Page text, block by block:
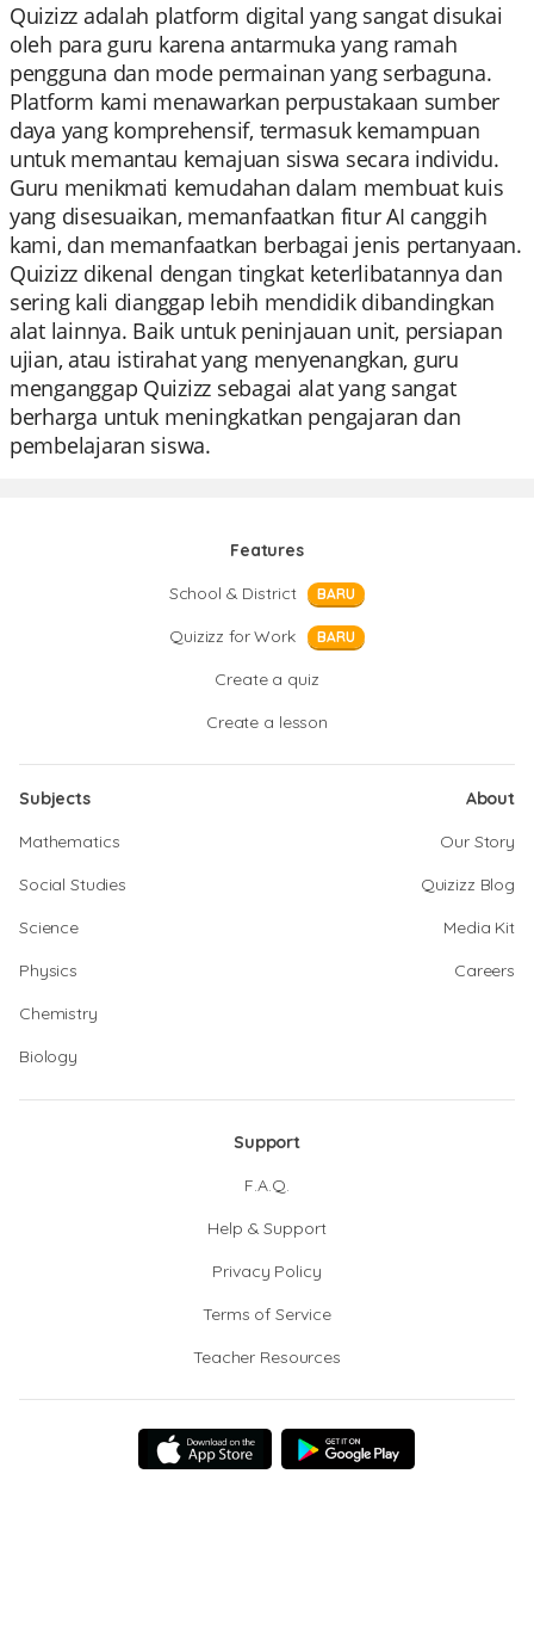
Quizizz adalah platform digital yang sangat disukai
oleh para guru karena antarmuka yang ramah
pengguna dan mode permainan yang serbaguna.
Platform kami menawarkan perpustakaan sumber
daya yang komprehensif, termasuk kemampuan
untuk memantau kemajuan siswa secara individu.
Guru menikmati kemudahan dalam membuat kuis
yang disesuaikan, memanfaatkan fitur AI canggih
kami, dan memanfaatkan berbagai jenis pertanyaan.
Quizizz dikenal dengan tingkat keterlibatannya dan
sering kali dianggap lebih mendidik dibandingkan
alat lainnya. Baik untuk peninjauan unit, persiapan
ujian, atau istirahat yang menyenangkan, guru
menganggap Quizizz sebagai alat yang sangat
berharga untuk meningkatkan pengajaran dan
pembelajaran siswa.
Features
School & District
BARU
Quizizz for Work BARU
Create a quiz
Create a lesson
Subjects
Mathematics
Social Studies
Science
Physics
Chemistry
Biology
About
Our Story
Quizizz Blog
Media Kit
Careers
Support
F.A.Q.
Help & Support
Privacy Policy
Terms of Service
Teacher Resources